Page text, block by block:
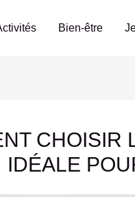
Bien-être
CHOISIR
IDÉALE